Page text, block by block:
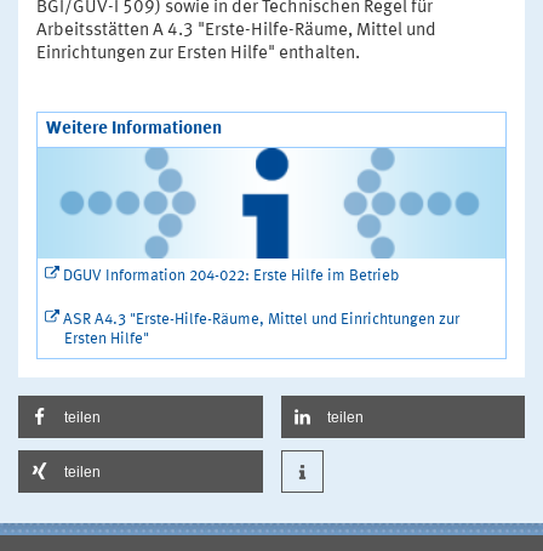
BGI/GUV-I 509) sowie in der Technischen Regel für
Arbeitsstätten A 4.3 "Erste-Hilfe-Räume, Mittel und
Einrichtungen zur Ersten Hilfe" enthalten.
Weitere Informationen
DGUV Information 204-022: Erste Hilfe im Betrieb
ASR A4.3 "Erste-Hilfe-Räume, Mittel und Einrichtungen zur
Ersten Hilfe"
teilen teilen
teilen